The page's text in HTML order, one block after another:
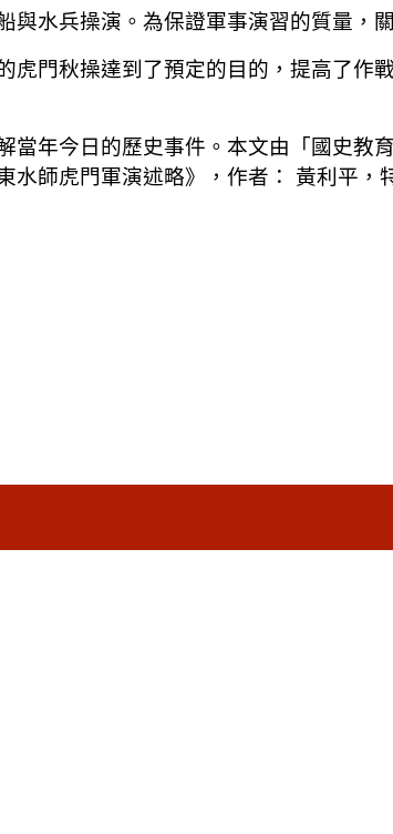
水兵操演。為保證軍事演習的質量，
門秋操達到了預定的目的，提高了作
當年今日的歷史事件。本文由「國史教
師虎門軍演述略》，作者： 黃利平，